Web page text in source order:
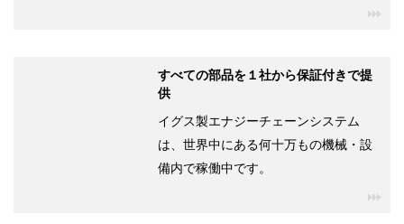
すべての部品を１社から保証付きで提
供
イグス製エナジーチェーンシステム
は、世界中にある何十万もの機械・設
備内で稼働中です。